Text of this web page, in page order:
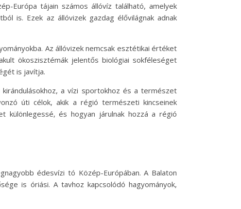
Európa tájain számos állóvíz található, amelyek
is. Ezek az állóvizek gazdag élővilágnak adnak
Az állóvizek nemcsak esztétikai értéket
ökoszisztémák jelentős biológiai sokféleséget
is javítja.
a vízi sportokhoz és a természet
úti célok, akik a régió természeti kincseinek
különlegessé, és hogyan járulnak hozzá a régió
édesvízi tó Közép-Európában. A Balaton
is óriási. A tavhoz kapcsolódó hagyományok,